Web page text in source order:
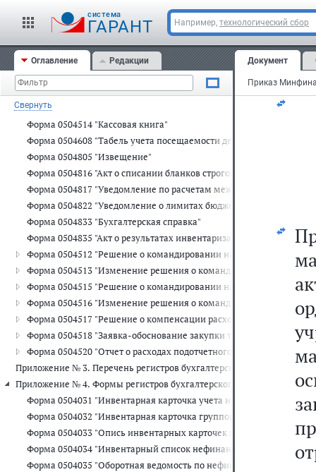
cистема
ГАРАНТ Например, технологический сбор
Оглавление Редакции
Свернуть
Форма 0504403 "Платежная ведомость"
Форма 0504417 "Карточка-справка"
Форма 0504421 "Табель учета использования рабочего времени"
Форма 0504425 "Записка-расчет об исчислении среднего
Форма 0504501 "Ведомость на выдачу денег из кассы
Форма 0504505 "Авансовый отчет"
Форма 0504510 "Квитанция"
Форма 0504514 "Кассовая книга"
Форма 0504608 "Табель учета посещаемости детей"
Форма 0504805 "Извещение"
Форма 0504816 "Акт о списании бланков строгой отчетности"
Форма 0504817 "Уведомление по расчетам между бюджетами"
Форма 0504822 "Уведомление о лимитах бюджетных
Форма 0504833 "Бухгалтерская справка"
Форма 0504835 "Акт о результатах инвентаризации"
Форма 0504512 "Решение о командировании на территории
Форма 0504513 "Изменение решения о командировании на
Форма 0504515 "Решение о командировании на территорию
Форма 0504516 "Изменение решения о командировании на
Форма 0504517 "Решение о компенсации расходов на оплату
Форма 0504518 "Заявка-обоснование закупки товаров, работ,
Форма 0504520 "Отчет о расходах подотчетного лица"
Приложение № 3. Перечень регистров бухгалтерского учета,
Приложение № 4. Формы регистров бухгалтерского учета,
Форма 0504031 "Инвентарная карточка учета нефинансовых
Форма 0504032 "Инвентарная карточка группового учета
Форма 0504033 "Опись инвентарных карточек по учету
Форма 0504034 "Инвентарный список нефинансовых активов"
Форма 0504035 "Оборотная ведомость по нефинансовым активам"
Документ